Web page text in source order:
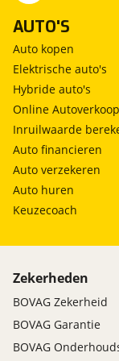
AUTO'S
Auto kopen
Elektrische auto's
Hybride auto's
Online
Inruilwaarde
Auto financieren
Auto verzekeren
Auto huren
Keuzecoach
Zekerheden
BOVAG Zekerheid
BOVAG Garantie
BOVAG